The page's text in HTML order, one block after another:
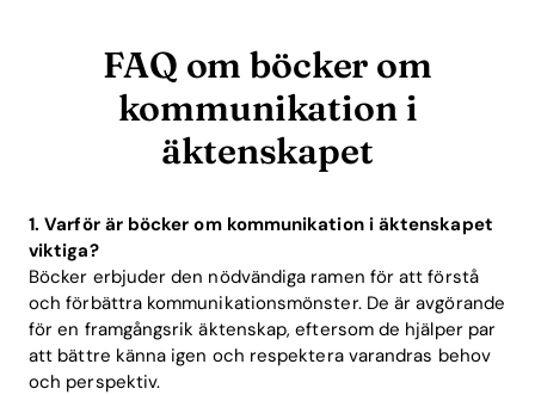
FAQ om böcker om
kommunikation i
äktenskapet
1. Varför är böcker om kommunikation i äktenskapet
viktiga?
Böcker erbjuder den nödvändiga ramen för att förstå
och förbättra kommunikationsmönster. De är avgörande
för en framgångsrik äktenskap, eftersom de hjälper par
att bättre känna igen och respektera varandras behov
och perspektiv.